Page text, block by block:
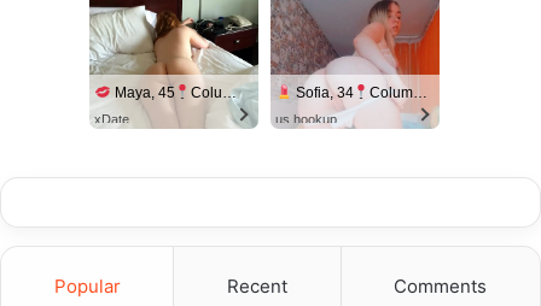
Maya, 45 Columbus
xDate
Sofia, 34 Columbus
us.hookup
Popular Recent Comments